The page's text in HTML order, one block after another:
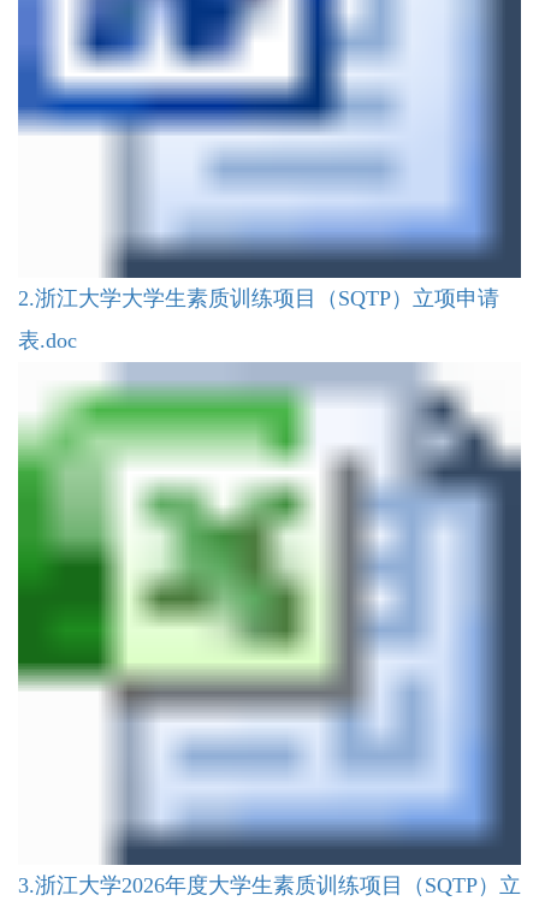
2.浙江大学大学生素质训练项目（SQTP）立项申请
表.doc
3.浙江大学2026年度大学生素质训练项目（SQTP）立